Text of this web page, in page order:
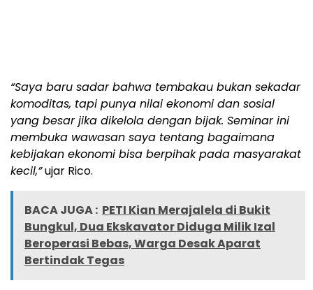
“Saya baru sadar bahwa tembakau bukan sekadar
komoditas, tapi punya nilai ekonomi dan sosial
yang besar jika dikelola dengan bijak. Seminar ini
membuka wawasan saya tentang bagaimana
kebijakan ekonomi bisa berpihak pada masyarakat
kecil,”ujar Rico.
BACA JUGA : PETI Kian Merajalela di Bukit
Bungkul, Dua Ekskavator Diduga Milik Izal
Beroperasi Bebas, Warga Desak Aparat
Bertindak Tegas